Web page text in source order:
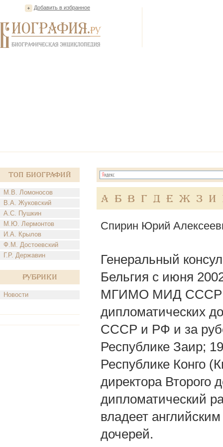
Добавить в избранное
Топ Биографий
М.В. Ломоносов
В.А. Жуковский
А.С. Пушкин
М.Ю. Лермонтов
И.А. Крылов
Ф.М. Достоевский
Г.Р. Державин
Рубрики
Новости
А Б В Г Д Е Ж З И
Спирин Юрий
Генеральный
Бельгия с июня
МГИМО МИД СССР в
дипломатических
СССР и РФ и за
Республике Заир;
Республике Конго
директора
дипломатический
владеет
дочерей.